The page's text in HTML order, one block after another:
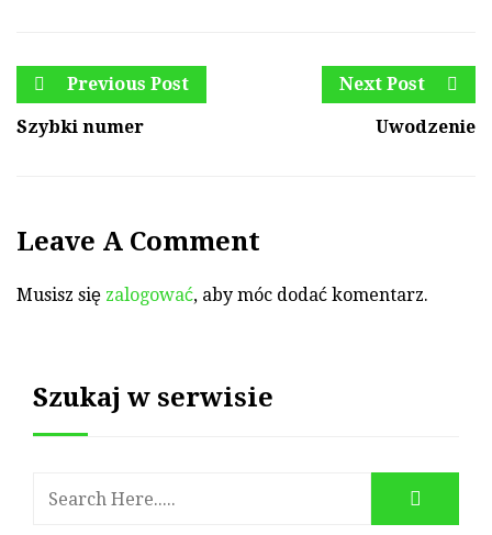
Previous Post
Szybki numer
Next Post
Uwodzenie
Leave A Comment
Musisz się zalogować, aby móc dodać komentarz.
Szukaj w serwisie